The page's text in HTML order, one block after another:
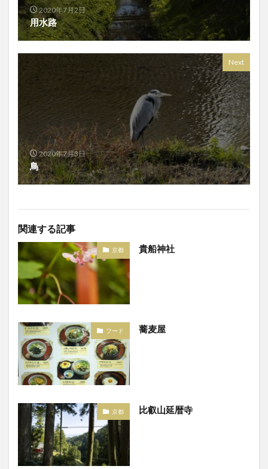
2020年7月2日
用水路
Next
2020年7月3日
鳥
関連する記事
京都 貴船神社
フード 蕎麦屋
京都 比叡山延暦寺